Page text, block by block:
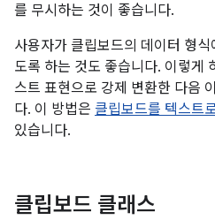
를 무시하는 것이 좋습니다.
사용자가 클립보드의 데이터 형
도록 하는 것도 좋습니다. 이렇게
스트 표현으로 강제 변환한 다음
다. 이 방법은 클립보드를 텍스트
있습니다.
클립보드 클래스